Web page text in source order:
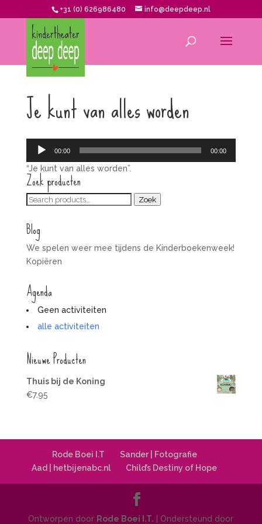
+31 (0) 626986480 info@deepdeep.nl
Je kunt van alles worden
Audiospeler
00:00 00:00
“Je kunt van alles worden”.
Zoek producten
Zoeken
Zoek
Blog
We spelen weer mee tijdens de Kinderboekenweek!
Kopiëren
Agenda
Geen activiteiten
alle activiteiten
Nieuwe Producten
Thuis bij de Koning
€7.95
Rode Boei I.T
Sander | Fotografie
Aad | hetbijenabc.nl
Child’s Destiny of Hope
Ontworpen door Rode Boei I.T. | Ondersteund door